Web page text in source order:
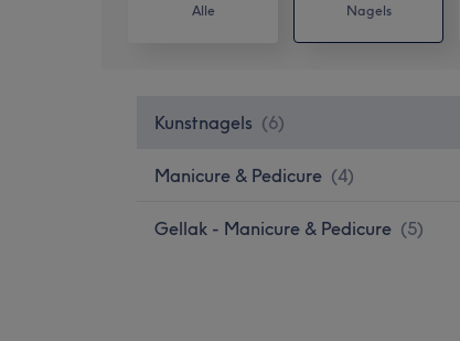
Alle Nagels
Kunstnagels (6)
Manicure & Pedicure (4)
Gellak - Manicure & Pedicure (5)